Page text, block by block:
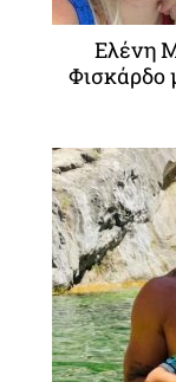
Ελένη
Φισκάρδο